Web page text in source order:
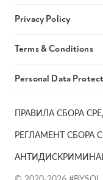
ПРАВИЛА СБОРА
РЕГЛАМЕНТ СБОРА
Privacy Policy
Terms & Conditions
Personal Data